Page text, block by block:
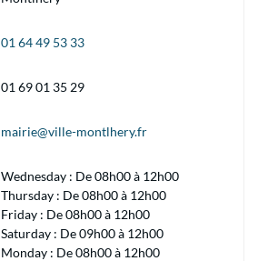
01 64 49 53 33
01 69 01 35 29
mairie@ville-montlhery.fr
Wednesday : De 08h00 à 12h00
Thursday : De 08h00 à 12h00
Friday : De 08h00 à 12h00
Saturday : De 09h00 à 12h00
Monday : De 08h00 à 12h00